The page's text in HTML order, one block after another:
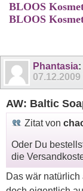
BLOOS
BLOOS
Phantasia:
07.12.2009
AW: Baltic
Zitat von
Oder Du
die
Das wär